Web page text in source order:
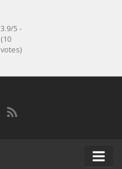
3.9/5 -
(10
votes)